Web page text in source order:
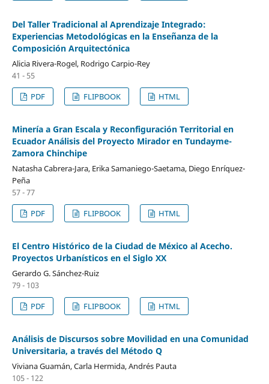
Del Taller Tradicional al Aprendizaje Integrado:
Experiencias Metodológicas en la Enseñanza de la
Composición Arquitectónica
Alicia Rivera-Rogel, Rodrigo Carpio-Rey
41 - 55
PDF
FLIPBOOK HTML
Minería a Gran Escala y Reconfiguración Territorial en
Ecuador Análisis del Proyecto Mirador en Tundayme-
Zamora Chinchipe
Natasha Cabrera-Jara, Erika Samaniego-Saetama, Diego Enríquez-
Peña
57 - 77
PDF
FLIPBOOK HTML
El Centro Histórico de la Ciudad de México al Acecho.
Proyectos Urbanísticos en el Siglo XX
Gerardo G. Sánchez-Ruiz
79 - 103
PDF
FLIPBOOK HTML
Análisis de Discursos sobre Movilidad en una Comunidad
Universitaria, a través del Método Q
Viviana Guamán, Carla Hermida, Andrés Pauta
105 - 122